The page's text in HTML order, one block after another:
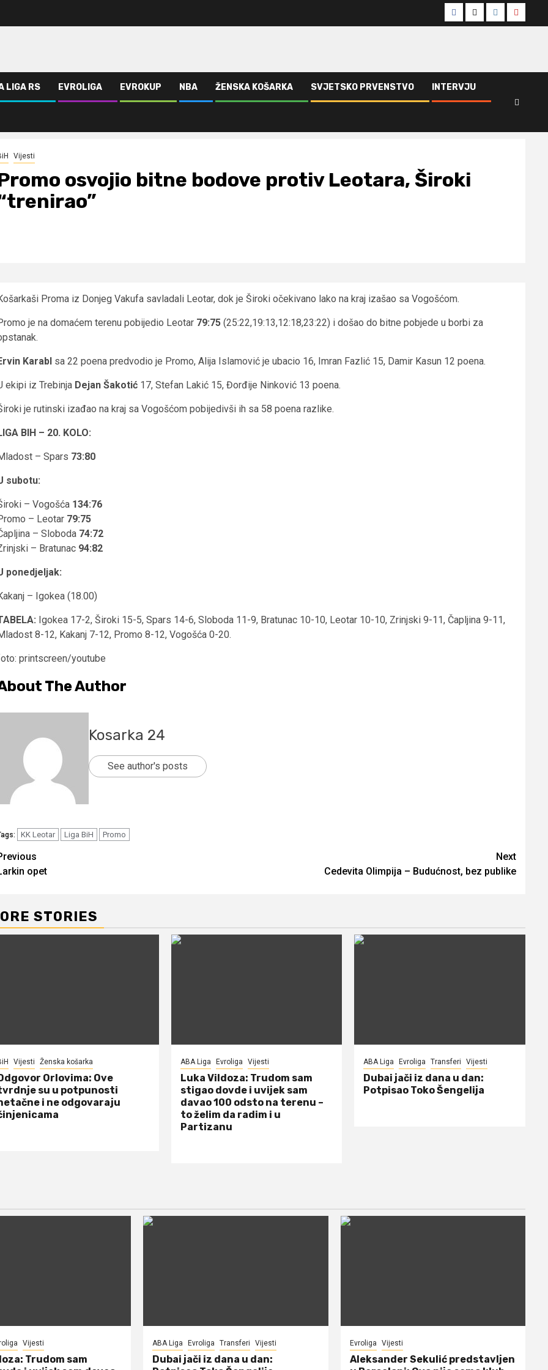
Facebook
TwitterInstagram
LIGA RS EVROLIGA EVROKUP NBA ŽENSKA KOŠARKA SVJETSKO PRVENSTVO INTERVJU
Vijesti
osvojio bitne bodove protiv Leotara, Široki
Proma iz Donjeg Vakufa savladali Leotar, dok je Široki očekivano lako na kraj izašao sa Vogošćom.
je na domaćem terenu pobijedio Leotar 79:75 (25:22,19:13,12:18,23:22) i došao do bitne pobjede u borbi za
Karabl sa 22 poena predvodio je Promo, Alija Islamović je ubacio 16, Imran Fazlić 15, Damir Kasun 12 poena.
ekipi iz Trebinja Dejan Šakotić 17, Stefan Lakić 15, Đorđije Ninković 13 poena.
je rutinski izađao na kraj sa Vogošćom pobijedivši ih sa 58 poena razlike.
BIH – 20. KOLO:
– Spars 73:80
subotu:
– Vogošća 134:76
– Leotar 79:75
– Sloboda 74:72
– Bratunac 94:82
ponedjeljak:
– Igokea (18.00)
Igokea 17-2, Široki 15-5, Spars 14-6, Sloboda 11-9, Bratunac 10-10, Leotar 10-10, Zrinjski 9-11, Čapljina 9-11,
8-12, Kakanj 7-12, Promo 8-12, Vogošća 0-20.
printscreen/youtube
The Author
Kosarka 24
See author's posts
KK Leotar Liga BiH Promo
opet
Next
Cedevita Olimpija – Budućnost, bez publike
STORIES
Vijesti Ženska košarka
Orlovima: ​Ove
su u potpunosti
i ne odgovaraju
ABA Liga Evroliga Vijesti
Luka Vildoza: Trudom sam
stigao dovde i uvijek sam
davao 100 odsto na terenu –
to želim da radim i u
Partizanu
ABA Liga Evroliga Transferi Vijesti
Dubai jači iz dana u dan:
Potpisao Toko Šengelija
Vijesti
Trudom sam
ABA Liga Evroliga Transferi Vijesti
Dubai jači iz dana u dan:
Evroliga Vijesti
Aleksander Sekulić predstavljen